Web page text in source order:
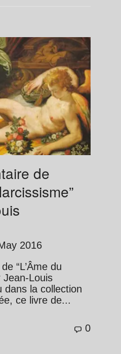
de
2016
“L’Âme du
Jean-Louis
la collection
ce livre de...
0